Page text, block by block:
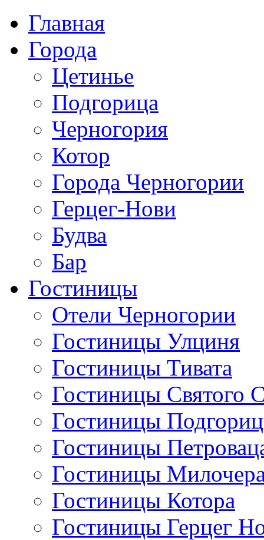
Главная
Города
Цетинье
Подгорица
Черногория
Котор
Города Черногории
Герцег-Нови
Будва
Бар
Гостиницы
Отели Черногории
Гостиницы Улциня
Гостиницы Тивата
Гостиницы Святого
Гостиницы
Гостиницы
Гостиницы
Гостиницы Котора
Гостиницы Герцег